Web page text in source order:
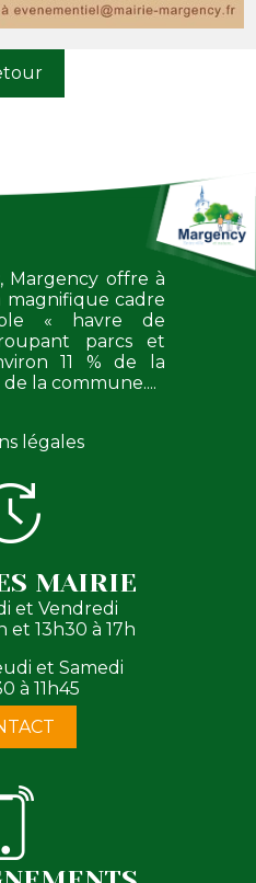
Margency offre à
magnifique cadre
« havre de
parcs et
11 % de la
la commune....
légales
MAIRIE
et Vendredi
et 13h30 à 17h
et Samedi
à 11h45